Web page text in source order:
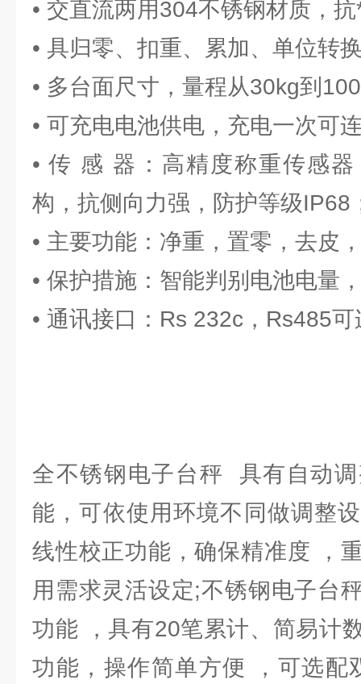
• 交直流两用304不锈钢材质，
• 具归零、扣重、累加、单位转
• 多台面尺寸，量程从30kg到
• 可充电电池供电，充电一次可
• 传 感 器：高精度称重传感
构，抗侧向力强，防护等级IP68
• 主要功能：净重，置零，去皮
• 保护措施：智能判别电池电量
• 通讯接口：Rs 232c，Rs485
全不锈钢电子台秤 具有自动
能，可依使用环境不同做调整
线性校正功能，确保精准度 ，
用需求灵活设定;不锈钢电子台
功能 ，具有20笔累计、简易计
功能，操作简单方便 ，可选配